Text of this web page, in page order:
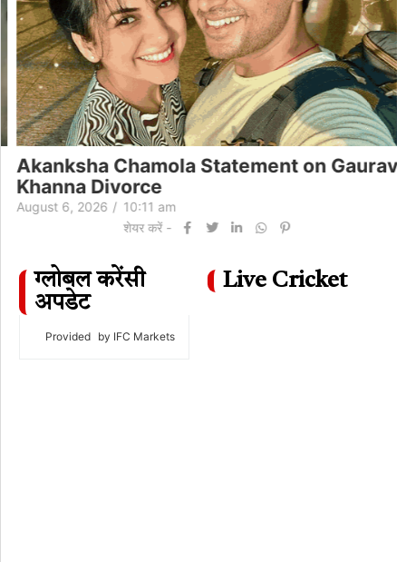
Akanksha Chamola Statement on Gaurav
Khanna Divorce
August 6, 2026 /
10:11 am
शेयर करें -
ग्लोबल करेंसी
अपडेट
Provided by IFC Markets
Live Cricket